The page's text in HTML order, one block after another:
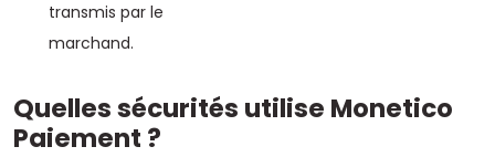
transmis par le
marchand.
Quelles sécurités utilise Monetico
Paiement ?